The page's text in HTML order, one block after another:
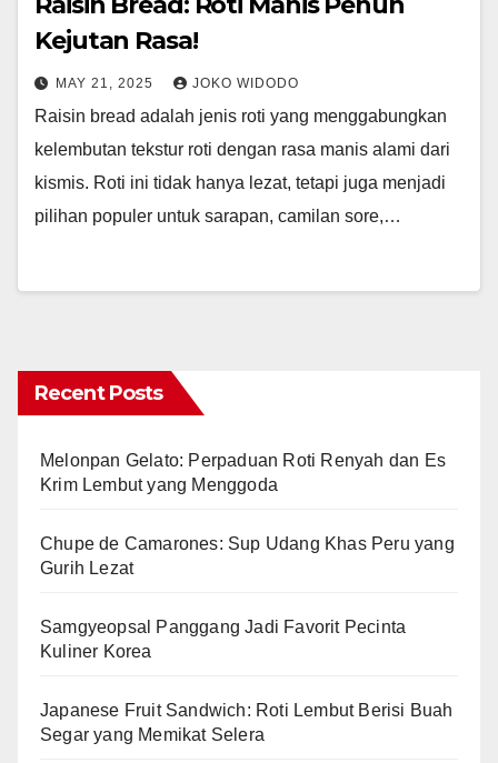
Kejutan Rasa!
MAY 21, 2025 JOKO WIDODO
Raisin bread adalah jenis roti yang menggabungkan
kelembutan tekstur roti dengan rasa manis alami dari
kismis. Roti ini tidak hanya lezat, tetapi juga menjadi
pilihan populer untuk sarapan, camilan sore,…
Recent Posts
Melonpan Gelato: Perpaduan Roti Renyah dan Es
Krim Lembut yang Menggoda
Chupe de Camarones: Sup Udang Khas Peru yang
Gurih Lezat
Samgyeopsal Panggang Jadi Favorit Pecinta
Kuliner Korea
Japanese Fruit Sandwich: Roti Lembut Berisi Buah
Segar yang Memikat Selera